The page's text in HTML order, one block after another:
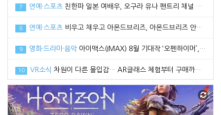
7 연예·스포츠 친한파 일본 여배우, 오구라 유나 팬트리 채널 공식 오픈
8 연예·스포츠 비우고 채우고 아몬드브리즈, 아몬드브리즈 안보현과 함께한 2021 광고 영상 공개
9 영화·드라마·음악 아이맥스(IMAX) 8월 기대작 ‘오펜하이머’, 관전 포인트3 공개
10 VR소식 차원이 다른 몰입감… AR글래스 체험부터 구매까지 한번에, 엑스리얼 현대백화점 중동점 팝업스토어 오픈